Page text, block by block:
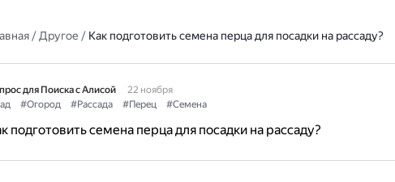
/Другое / Как подготовить семена перца для посадки на рассаду?
для Поиска с Алисой
22 ноября
#Огород #Рассада #Перец #Семена
подготовить семена перца для посадки на рассаду?